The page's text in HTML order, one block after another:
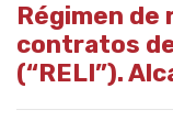
Régimen
contratos
(“RELI”).